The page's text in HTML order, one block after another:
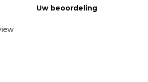
Uw beoordeling